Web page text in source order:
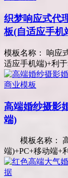
织梦响应式代
板(自适应手机
模板名称： 响应
适应手机端)+利于
商业模板
高端婚纱摄影
端)
模板名称： 高
端)+PC+移动端+